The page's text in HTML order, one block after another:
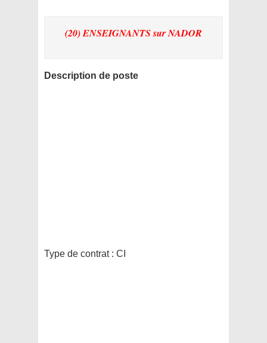
(20) ENSEIGNANTSsur NADOR
Description de poste
Type de contrat : CI